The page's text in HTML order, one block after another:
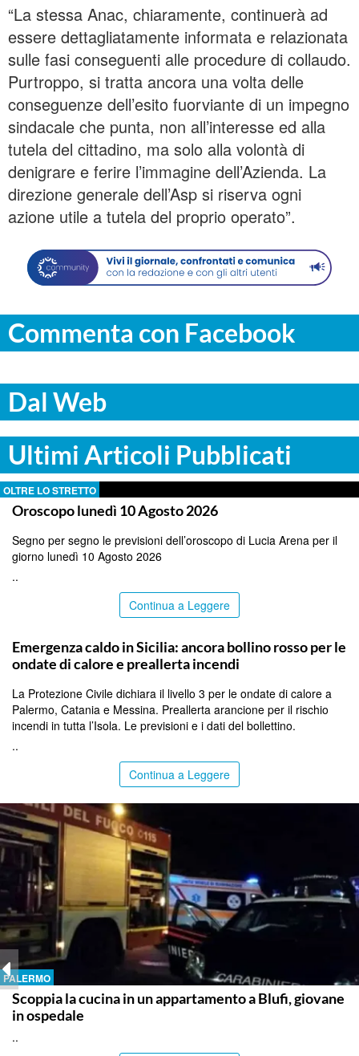
“La stessa Anac, chiaramente, continuerà ad
essere dettagliatamente informata e relazionata
sulle fasi conseguenti alle procedure di collaudo.
Purtroppo, si tratta ancora una volta delle
conseguenze dell’esito fuorviante di un impegno
sindacale che punta, non all’interesse ed alla
tutela del cittadino, ma solo alla volontà di
denigrare e ferire l’immagine dell’Azienda. La
direzione generale dell’Asp si riserva ogni
azione utile a tutela del proprio operato”.
Commenta con Facebook
Dal Web
Ultimi Articoli Pubblicati
OLTRE LO STRETTO
Oroscopo lunedì 10 Agosto 2026
Segno per segno le previsioni dell’oroscopo di Lucia Arena per il
giorno lunedì 10 Agosto 2026
..
Continua a Leggere
Emergenza caldo in Sicilia: ancora bollino rosso per le
ondate di calore e preallerta incendi
La Protezione Civile dichiara il livello 3 per le ondate di calore a
Palermo, Catania e Messina. Preallerta arancione per il rischio
incendi in tutta l’Isola. Le previsioni e i dati del bollettino.
..
Continua a Leggere
PALERMO
Scoppia la cucina in un appartamento a Blufi, giovane
in ospedale
..